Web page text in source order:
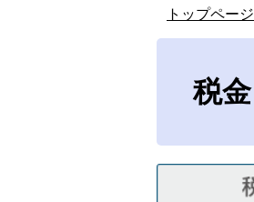
トップページ
税金